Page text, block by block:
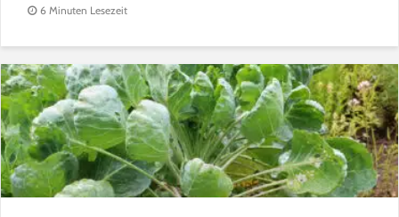
6 Minuten Lesezeit